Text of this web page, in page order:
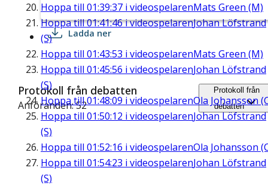
Hoppa till 01:39:37 i videospelarenMats Green (M)
Hoppa till01:41:46i videospelarenJohan Löfstrand
(S)
Hoppa till 01:43:53 i videospelarenMats Green (M)
Hoppa till 01:45:56 i videospelarenJohan Löfstrand
(S)
Hoppa till01:48:09 i videospelarenOla Johansson
Hoppa till 01:50:12 i videospelarenJohan Löfstrand
(S)
Hoppa till 01:52:16 i videospelarenOla Johansson
Hoppa till 01:54:23 i videospelarenJohan Löfstrand
(S)
Ladda ner
Protokoll från debatten
Anföranden: 52
Protokoll från
debatten